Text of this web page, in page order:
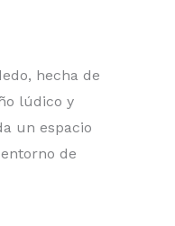
hecha de
lúdico y
un espacio
de